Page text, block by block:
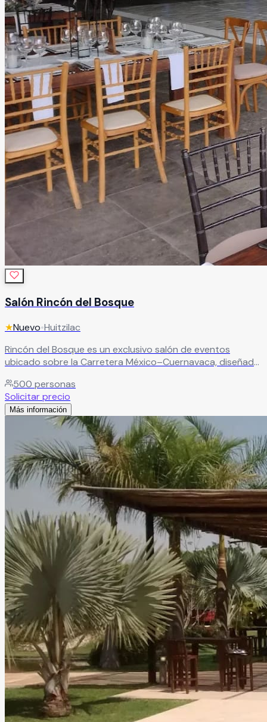
Salón Rincón del Bosque
★Nuevo•Huitzilac
Rincón del Bosque es un exclusivo salón de eventos
ubicado sobre la Carretera México–Cuernavaca, diseñado
natural y elegante. Con capacidad para más de 500
personas, este amplio recinto combina comodidad,
funcionalidad y una espectacular iluminación natural
gracias a su diseño con techo cerrado y espacios
versátiles ideales para bodas, XV años, graduaciones,
eventos sociales, conferencias y eventos corporativos.
Leer más
500 personas
Solicitar precio
Más información